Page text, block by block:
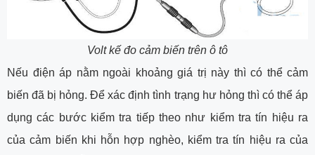
Volt kế đo cảm biến trên ô tô
Nếu điện áp nằm ngoài khoảng giá trị này thì có thể cảm
biến đã bị hỏng. Để xác định tình trạng hư hỏng thì có thể áp
dụng các bước kiểm tra tiếp theo như kiểm tra tín hiệu ra
của cảm biến khi hỗn hợp nghèo, kiểm tra tín hiệu ra của